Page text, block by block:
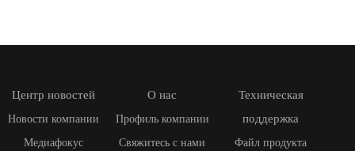
Центр новостей
Новости компании
Медиафокус
О нас
Профиль компании
Свяжитесь с нами
Техническая
поддержка
Файл продукта